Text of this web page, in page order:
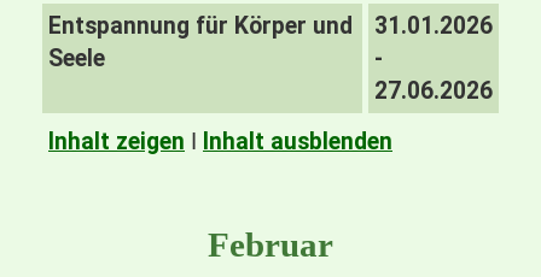
Entspannung für Körper und
Seele
31.01.2026
-
27.06.2026
Inhalt zeigen I Inhalt ausblenden
Februar